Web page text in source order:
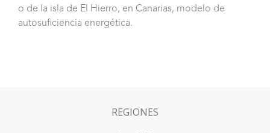
o de la isla de El Hierro, en Canarias, modelo de
autosuficiencia energética.
REGIONES